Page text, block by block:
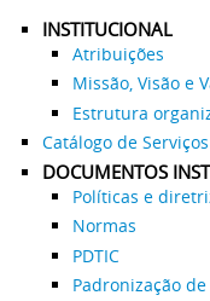
INSTITUCIONAL
Atribuições
Missão, Visão e
Estrutura
Catálogo de Serviços
DOCUMENTOS
Políticas e
Normas
PDTIC
Padronização